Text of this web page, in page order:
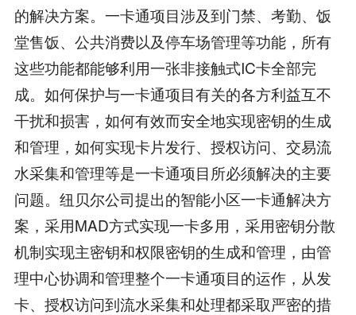
的解决方案。一卡通项目涉及到门禁、考勤、饭
堂售饭、公共消费以及停车场管理等功能，所有
这些功能都能够利用一张非接触式IC卡全部完
成。如何保护与一卡通项目有关的各方利益互不
干扰和损害，如何有效而安全地实现密钥的生成
和管理，如何实现卡片发行、授权访问、交易流
水采集和管理等是一卡通项目所必须解决的主要
问题。纽贝尔公司提出的智能小区一卡通解决方
案，采用MAD方式实现一卡多用，采用密钥分散
机制实现主密钥和权限密钥的生成和管理，由管
理中心协调和管理整个一卡通项目的运作，从发
卡、授权访问到流水采集和处理都采取严密的措